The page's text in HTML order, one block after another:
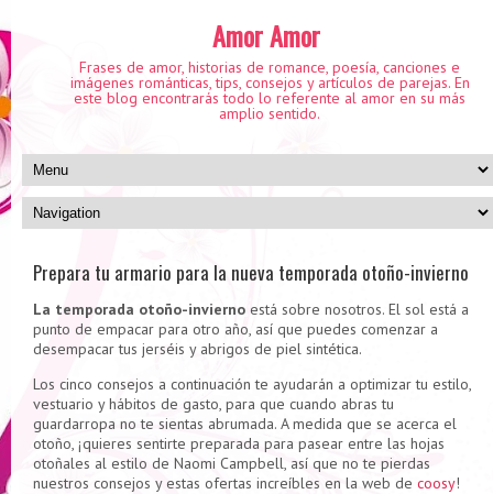
Amor Amor
Frases de amor, historias de romance, poesía, canciones e
imágenes románticas, tips, consejos y artículos de parejas. En
este blog encontrarás todo lo referente al amor en su más
amplio sentido.
Prepara tu armario para la nueva temporada otoño-invierno
La temporada otoño-invierno está sobre nosotros. El sol está a
punto de empacar para otro año, así que puedes comenzar a
desempacar tus jerséis y abrigos de piel sintética.
Los cinco consejos a continuación te ayudarán a optimizar tu estilo,
vestuario y hábitos de gasto, para que cuando abras tu
guardarropa no te sientas abrumada. A medida que se acerca el
otoño, ¡quieres sentirte preparada para pasear entre las hojas
otoñales al estilo de Naomi Campbell, así que no te pierdas
nuestros consejos y estas ofertas increíbles en la web de coosy!